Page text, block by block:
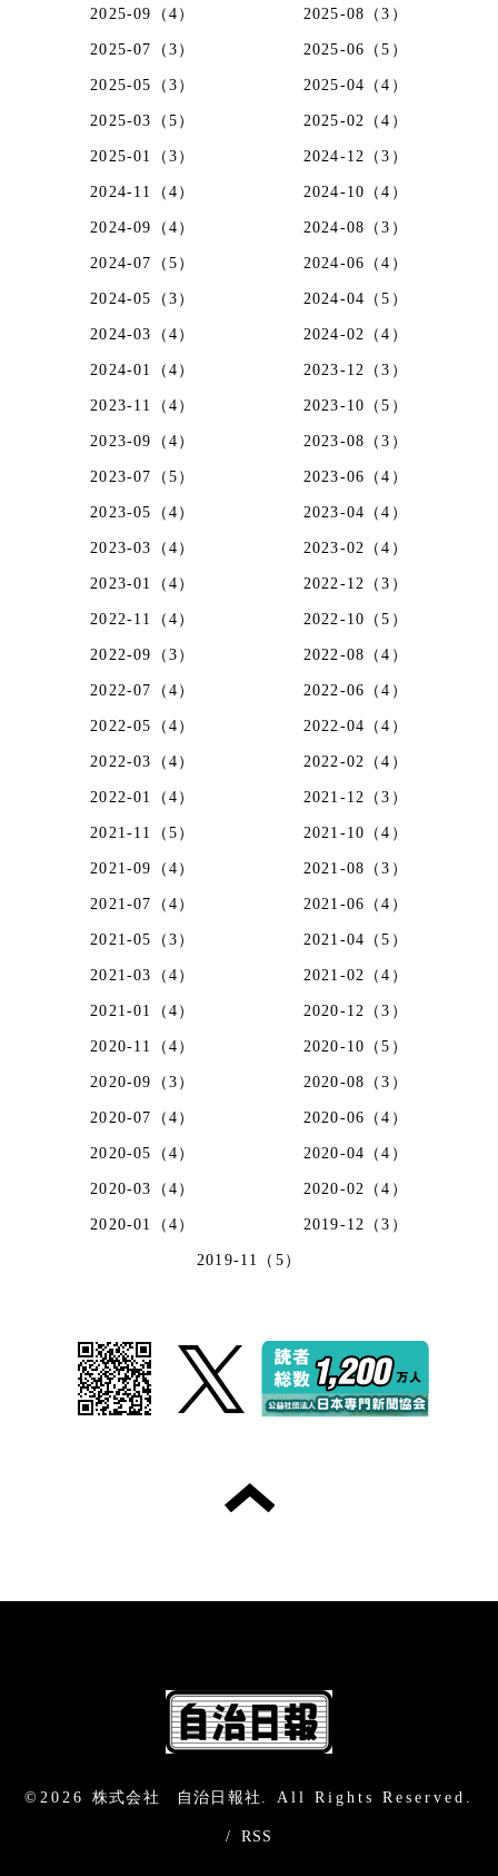
2025-09（4） 2025-08（3）
2025-07（3） 2025-06（5）
2025-05（3） 2025-04（4）
2025-03（5） 2025-02（4）
2025-01（3） 2024-12（3）
2024-11（4） 2024-10（4）
2024-09（4） 2024-08（3）
2024-07（5） 2024-06（4）
2024-05（3） 2024-04（5）
2024-03（4） 2024-02（4）
2024-01（4） 2023-12（3）
2023-11（4） 2023-10（5）
2023-09（4） 2023-08（3）
2023-07（5） 2023-06（4）
2023-05（4） 2023-04（4）
2023-03（4） 2023-02（4）
2023-01（4） 2022-12（3）
2022-11（4） 2022-10（5）
2022-09（3） 2022-08（4）
2022-07（4） 2022-06（4）
2022-05（4） 2022-04（4）
2022-03（4） 2022-02（4）
2022-01（4） 2021-12（3）
2021-11（5） 2021-10（4）
2021-09（4） 2021-08（3）
2021-07（4） 2021-06（4）
2021-05（3） 2021-04（5）
2021-03（4） 2021-02（4）
2021-01（4） 2020-12（3）
2020-11（4） 2020-10（5）
2020-09（3） 2020-08（3）
2020-07（4） 2020-06（4）
2020-05（4） 2020-04（4）
2020-03（4） 2020-02（4）
2020-01（4） 2019-12（3）
2019-11（5）
©2026 株式会社 自治日報社 . All Rights Reserved.
/ RSS